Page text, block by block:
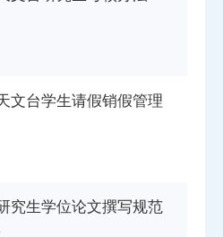
文台学生请假销假管理
究生学位论文撰写规范